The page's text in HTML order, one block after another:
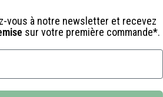
vous à notre newsletter et recevez
sur votre première commande*.